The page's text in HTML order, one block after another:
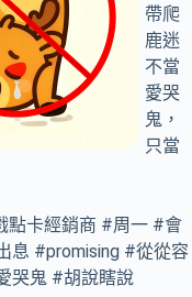
帶爬
鹿迷
不當
愛哭
鬼，
只當
點卡經銷商 #周一 #會
息 #promising #從從容
哭鬼 #胡說瞎說